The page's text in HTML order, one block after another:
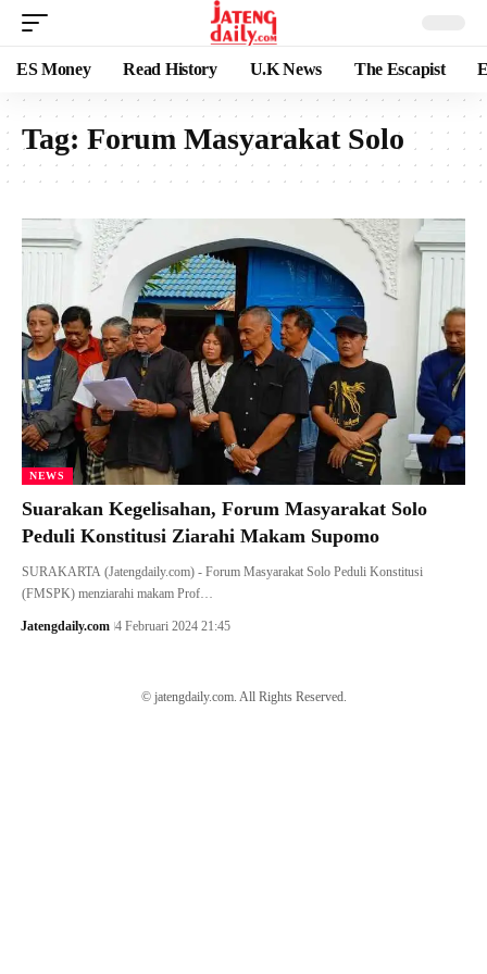
ES Money Read History U.K News The Escapist
Tag: Forum Masyarakat Solo
NEWS
Suarakan Kegelisahan, Forum Masyarakat Solo
Peduli Konstitusi Ziarahi Makam Supomo
SURAKARTA (Jatengdaily.com) - Forum Masyarakat Solo Peduli Konstitusi
(FMSPK) menziarahi makam Prof…
Jatengdaily.com 4 Februari 2024 21:45
© jatengdaily.com. All Rights Reserved.